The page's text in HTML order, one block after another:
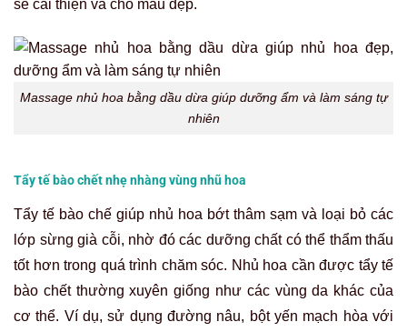
sẽ cải thiện và cho màu đẹp.
Massage nhủ hoa bằng dầu dừa giúp dưỡng ẩm và làm sáng tự
nhiên
Tẩy tế bào chết nhẹ nhàng vùng nhũ hoa
Tẩy tế bào chế giúp nhủ hoa bớt thâm sạm và loại bỏ các
lớp sừng già cỗi, nhờ đó các dưỡng chất có thể thẩm thấu
tốt hơn trong quá trình chăm sóc. Nhủ hoa cần được tẩy tế
bào chết thường xuyên giống như các vùng da khác của
cơ thể. Ví dụ, sử dụng đường nâu, bột yến mạch hòa với